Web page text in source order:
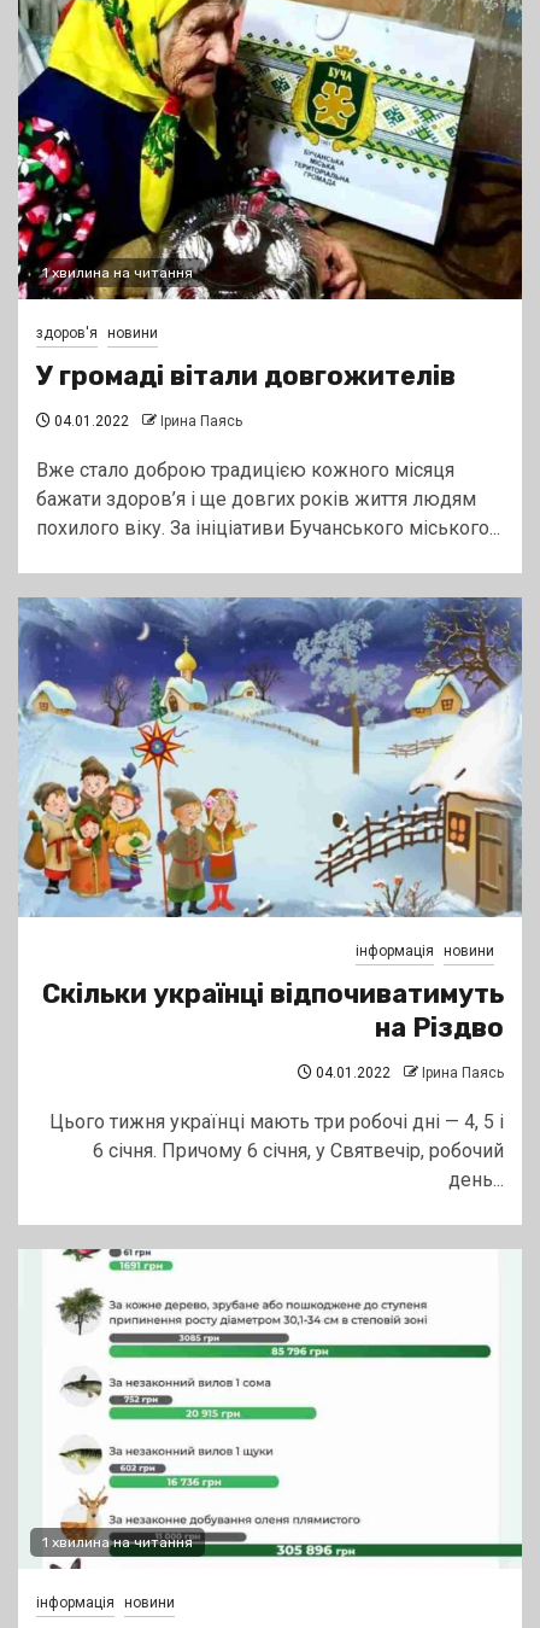
1 хвилина на читання
здоров'я новини
У громаді вітали довгожителів
04.01.2022 Ірина Паясь
Вже стало доброю традицією кожного місяця
бажати здоров’я і ще довгих років життя людям
похилого віку. За ініціативи Бучанського міського...
інформація новини
Скільки українці відпочиватимуть
на Різдво
04.01.2022 Ірина Паясь
Цього тижня українці мають три робочі дні — 4, 5 і
6 січня. Причому 6 січня, у Святвечір, робочий
день...
1 хвилина на читання
інформація новини